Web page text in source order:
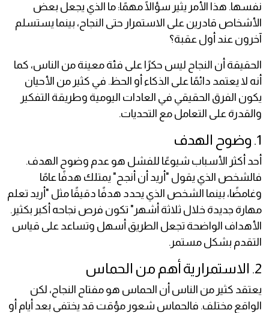
نفسها. هذا الأمر يثير سؤالًا مهمًا: ما الذي يجعل بعض
الأشخاص قادرين على الاستمرار حتى النجاح، بينما يستسلم
آخرون عند أول عقبة؟
الحقيقة أن النجاح ليس حكرًا على فئة معينة من الناس، كما
أنه لا يعتمد دائمًا على الذكاء أو الحظ. في كثير من الأحيان
يكون الفرق الحقيقي في العادات اليومية وطريقة التفكير
والقدرة على التعامل مع التحديات.
1. وضوح الهدف
أحد أكثر الأسباب شيوعًا للفشل هو عدم وضوح الهدف.
فالشخص الذي يقول "أريد أن أنجح" يمتلك هدفًا عامًا
وغامضًا، بينما الشخص الذي يحدد هدفًا دقيقًا مثل "أريد تعلم
مهارة جديدة خلال ثلاثة أشهر" تكون فرص نجاحه أكبر بكثير.
الأهداف الواضحة تجعل الطريق أسهل وتساعد على قياس
التقدم بشكل مستمر.
2. الاستمرارية أهم من الحماس
يعتقد كثير من الناس أن الحماس هو مفتاح النجاح، لكن
الواقع مختلف. فالحماس شعور مؤقت قد يختفي بعد أيام أو